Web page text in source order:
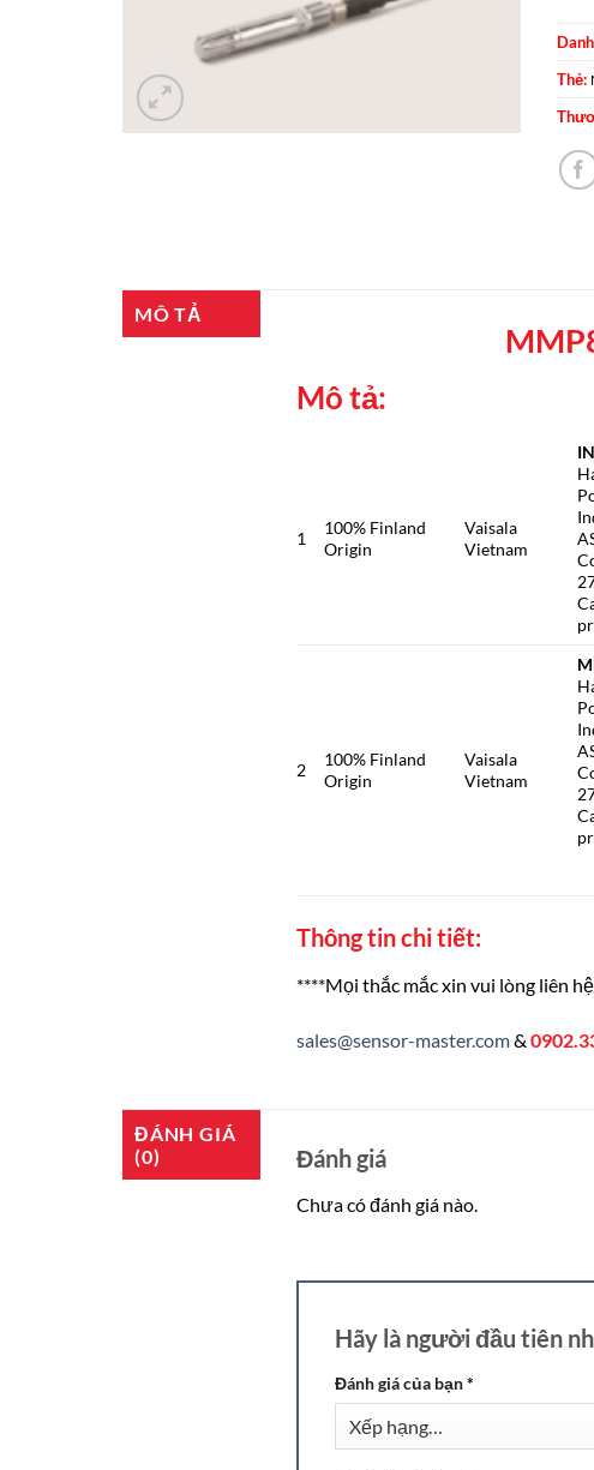
Thẻ:
MÔ TẢ
Mô tả:
1
100% Finland
Origin
Vaisala
Vietnam
2
100% Finland
Origin
Vaisala
Vietnam
Thông tin chi tiết:
****Mọi thắc mắc xin vui lòng liên
sales@sensor-master.com&
ĐÁNH GIÁ
(0)
Đánh giá
Chưa có đánh giá nào.
Hãy là người đầu tiên
Đánh giá của bạn*